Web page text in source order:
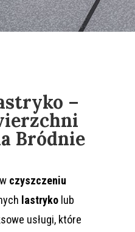
–
Bródnie
czyszczeniu
lastryko lub
usługi, które